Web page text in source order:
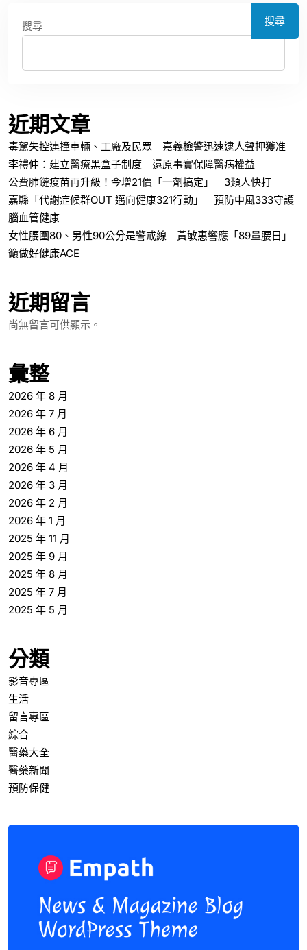
搜尋 搜尋
近期文章
毒駕失控連撞車輛、工廠及民眾 嘉義檢警迅速逮人聲押獲准
李禮仲：建立醫療黑盒子制度 還原事實保障醫病權益
公費肺鏈疫苗再升級！今增21價「一劑搞定」 3類人快打
嘉縣「代謝症候群OUT 邁向健康321行動」 預防中風333守護
腦血管健康
女性腰圍80、男性90公分是警戒線 黃敏惠響應「89量腰日」
籲做好健康ACE
近期留言
尚無留言可供顯示。
彙整
2026 年 8 月
2026 年 7 月
2026 年 6 月
2026 年 5 月
2026 年 4 月
2026 年 3 月
2026 年 2 月
2026 年 1 月
2025 年 11 月
2025 年 9 月
2025 年 8 月
2025 年 7 月
2025 年 5 月
分類
影音專區
生活
留言專區
綜合
醫藥大全
醫藥新聞
預防保健